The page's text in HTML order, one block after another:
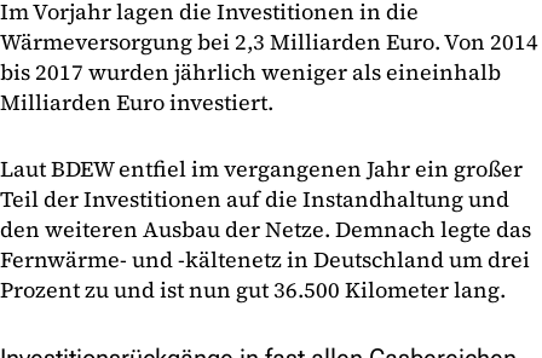
Im Vorjahr lagen die Investitionen in die
Wärmeversorgung bei 2,3 Milliarden Euro. Von 2014
bis 2017 wurden jährlich weniger als eineinhalb
Milliarden Euro investiert.
Laut BDEW entfiel im vergangenen Jahr ein großer
Teil der Investitionen auf die Instandhaltung und
den weiteren Ausbau der Netze. Demnach legte das
Fernwärme- und -kältenetz in Deutschland um drei
Prozent zu und ist nun gut 36.500 Kilometer lang.